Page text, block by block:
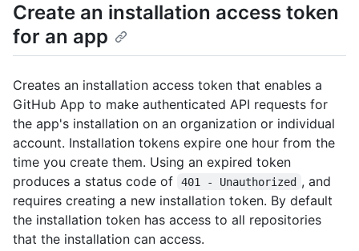
Create an installation access token
for an app
Creates an installation access token that enables a
GitHub App to make authenticated API requests for
the app's installation on an organization or individual
account. Installation tokens expire one hour from the
time you create them. Using an expired token
produces a status code of
401 - Unauthorized , and
requires creating a new installation token. By default
the installation token has access to all repositories
that the installation can access.